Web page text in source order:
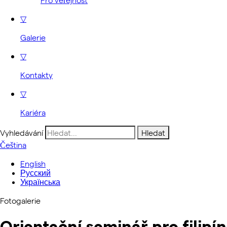
▽
Galerie
▽
Kontakty
▽
Kariéra
Vyhledávání
Čeština
English
Русский
Українська
Fotogalerie